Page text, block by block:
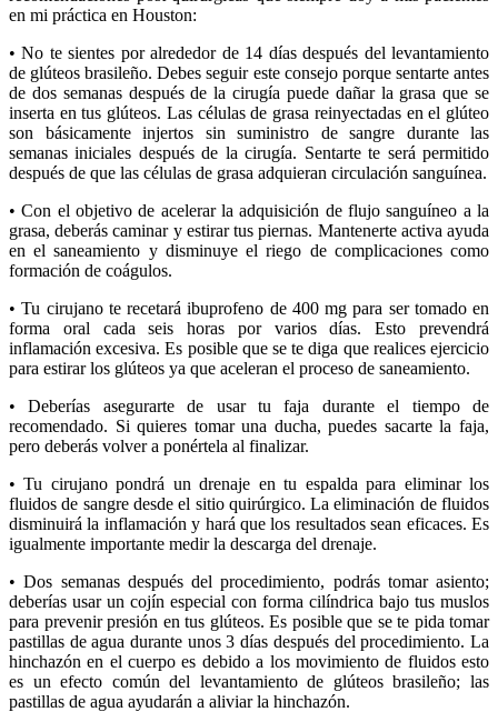
en mi práctica en Houston:
•No te sientes por alrededor de 14 días después del levantamiento
de glúteos brasileño. Debes seguir este consejo porque sentarte antes
de dos semanas después de la cirugía puede dañar la grasa que se
inserta en tus glúteos. Las células de grasa reinyectadas en el glúteo
son básicamente injertos sin suministro de sangre durante las
semanas iniciales después de la cirugía. Sentarte te será permitido
después de que las células de grasa adquieran circulación sanguínea.
•Con el objetivo de acelerar la adquisición de flujo sanguíneo a la
grasa, deberás caminar y estirar tus piernas. Mantenerte activa ayuda
en el saneamiento y disminuye el riego de complicaciones como
formación de coágulos.
•Tu cirujano te recetará ibuprofeno de 400 mg para ser tomado en
forma oral cada seis horas por varios días. Esto prevendrá
inflamación excesiva. Es posible que se te diga que realices ejercicio
para estirar los glúteos ya que aceleran el proceso de saneamiento.
•Deberías asegurarte de usar tu faja durante el tiempo de
recomendado. Si quieres tomar una ducha, puedes sacarte la faja,
pero deberás volver a ponértela al finalizar.
•Tu cirujano pondrá un drenaje en tu espalda para eliminar los
fluidos de sangre desde el sitio quirúrgico. La eliminación de fluidos
disminuirá la inflamación y hará que los resultados sean eficaces. Es
igualmente importante medir la descarga del drenaje.
•Dos semanas después del procedimiento, podrás tomar asiento;
deberías usar un cojín especial con forma cilíndrica bajo tus muslos
para prevenir presión en tus glúteos. Es posible que se te pida tomar
pastillas de agua durante unos 3 días después del procedimiento. La
hinchazón en el cuerpo es debido a los movimiento de fluidos esto
es un efecto común del levantamiento de glúteos brasileño; las
pastillas de agua ayudarán a aliviar la hinchazón.